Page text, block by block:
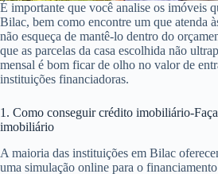
É importante que você analise os imóveis
Bilac, bem como encontre um que atenda
não esqueça de mantê-lo dentro do
que as parcelas da casa escolhida não
mensal é bom ficar de olho no valor de
instituições financiadoras.
1. Como conseguir crédito imobiliário-
imobiliário
A maioria das instituições em Bilac
uma simulação online para o